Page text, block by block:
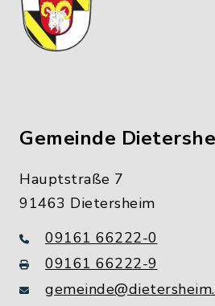
Gemeinde
Hauptstraße 7
91463 Dietersheim
09161 66222-0
09161 66222-9